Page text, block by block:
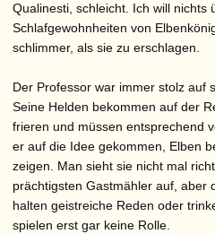
Qualinesti, schleicht. Ich will nichts
Schlafgewohnheiten von
schlimmer, als sie zu erschlagen.
Der Professor war immer stolz auf
Seine Helden bekommen auf der
frieren und müssen entsprechend
er auf die Idee gekommen, Elben
zeigen. Man sieht sie nicht mal
prächtigsten Gastmähler auf, aber
halten geistreiche Reden oder
spielen erst gar keine Rolle.